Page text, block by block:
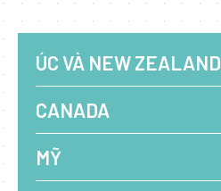
ÚC VÀ NEW ZEALAND
CANADA
MỸ